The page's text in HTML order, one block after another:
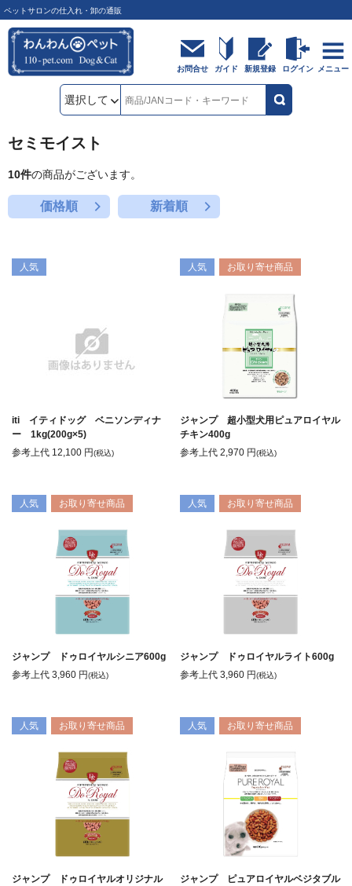
ペットサロンの仕入れ・卸の通販
ログイン
新規登録
ガイド
お問合せ メニュー
セミモイスト
10件の商品がございます。
価格順 新着順
人気
iti イティドッグ ベニソンディナ
ー 1kg(200g×5)
参考上代 12,100 円(税込)
人気 お取り寄せ商品
ジャンプ 超小型犬用ピュアロイヤル
チキン400g
参考上代 2,970 円(税込)
人気 お取り寄せ商品
ジャンプ ドゥロイヤルシニア600g
参考上代 3,960 円(税込)
人気 お取り寄せ商品
ジャンプ ドゥロイヤルライト600g
参考上代 3,960 円(税込)
人気 お取り寄せ商品
ジャンプ ドゥロイヤルオリジナル
人気 お取り寄せ商品
ジャンプ ピュアロイヤルベジタブル